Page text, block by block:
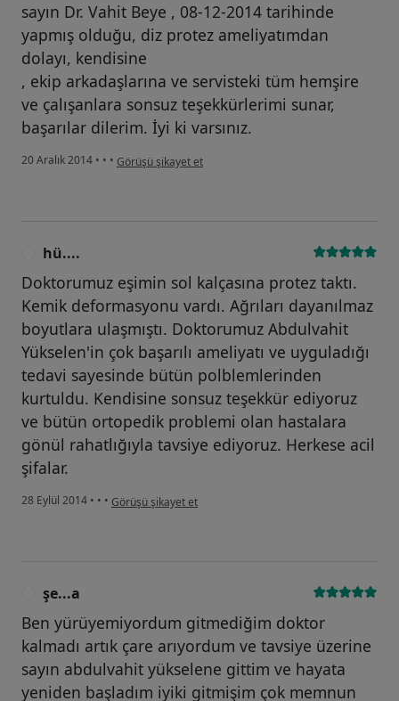
sayın Dr. Vahit Beye , 08-12-2014 tarihinde
yapmış olduğu, diz protez ameliyatımdan
dolayı, kendisine
, ekip arkadaşlarına ve servisteki tüm hemşire
ve çalışanlara sonsuz teşekkürlerimi sunar,
başarılar dilerim. İyi ki varsınız.
20 Aralık 2014 • • • kullanıcının görüşüne göre nu...i
Görüşü şikayet et
hü....
Doktorumuz eşimin sol kalçasına protez taktı.
Kemik deformasyonu vardı. Ağrıları dayanılmaz
boyutlara ulaşmıştı. Doktorumuz Abdulvahit
Yükselen'in çok başarılı ameliyatı ve uyguladığı
tedavi sayesinde bütün polblemlerinden
kurtuldu. Kendisine sonsuz teşekkür ediyoruz
ve bütün ortopedik problemi olan hastalara
gönül rahatlığıyla tavsiye ediyoruz. Herkese acil
şifalar.
28 Eylül 2014 • • • kullanıcının görüşüne göre hü....
Görüşü şikayet et
şe...a
Ben yürüyemiyordum gitmediğim doktor
kalmadı artık çare arıyordum ve tavsiye üzerine
sayın abdulvahit yükselene gittim ve hayata
yeniden başladım iyiki gitmişim çok memnun